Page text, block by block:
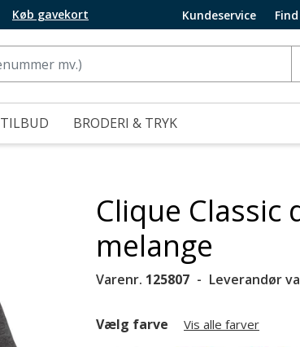
Køb gavekort Kundeservice
TILBUD BRODERI & TRYK
Clique Classic
melange
Varenr. 125807 Leverandør
Vælg farve Vis alle farver